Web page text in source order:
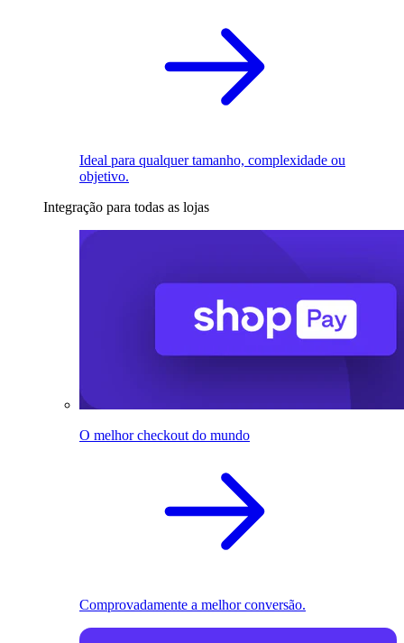
Ideal para qualquer tamanho, complexidade ou
objetivo.
Integração para todas as lojas
O melhor checkout do mundo
Comprovadamente a melhor conversão.